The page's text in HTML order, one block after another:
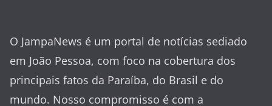
O JampaNews é um portal de notícias sediado
em João Pessoa, com foco na cobertura dos
principais fatos da Paraíba, do Brasil e do
mundo. Nosso compromisso é com a